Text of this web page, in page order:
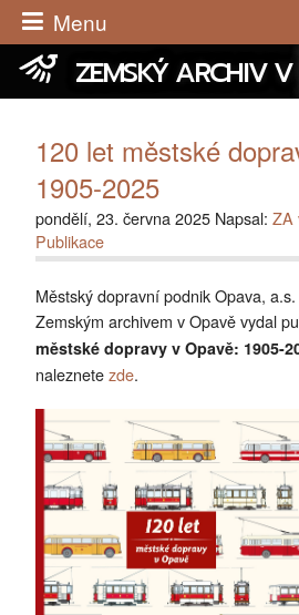
Menu
ZEMSKÝ ARCHIV
120 let městské
1905-2025
pondělí, 23. června 2025 Napsal: ZA
Publikace
Městský dopravní podnik Opava,
Zemským archivem v Opavě vydal
městské dopravy v Opavě: 1905-
naleznetezde.